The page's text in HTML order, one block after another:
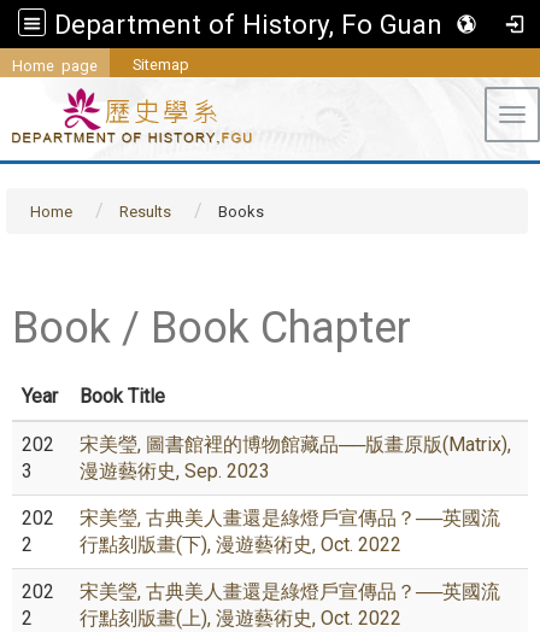
Department of History, Fo Guang University
Home page Sitemap
Home Results Books
Book / Book Chapter
Year Book Title
202
3
宋美瑩, 圖書館裡的博物館藏品──版畫原版(Matrix),
漫遊藝術史, Sep. 2023
202
2
宋美瑩, 古典美人畫還是綠燈戶宣傳品？──英國流
行點刻版畫(下), 漫遊藝術史, Oct. 2022
202
2
宋美瑩, 古典美人畫還是綠燈戶宣傳品？──英國流
行點刻版畫(上), 漫遊藝術史, Oct. 2022